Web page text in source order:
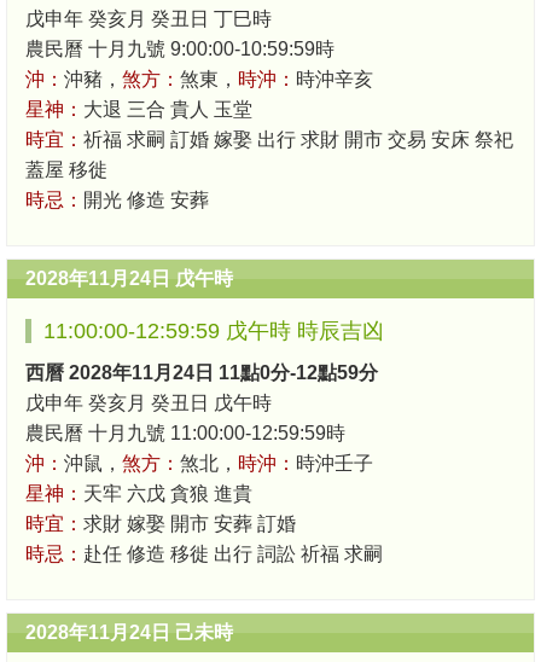
戊申年 癸亥月 癸丑日 丁巳時
農民曆 十月九號 9:00:00-10:59:59時
沖： 沖豬， 煞方： 煞東， 時沖： 時沖辛亥
星神： 大退 三合 貴人 玉堂
時宜： 祈福 求嗣 訂婚 嫁娶 出行 求財 開市 交易 安床 祭祀
蓋屋 移徙
時忌： 開光 修造 安葬
2028年11月24日 戊午時
11:00:00-12:59:59 戊午時 時辰吉凶
西曆 2028年11月24日 11點0分-12點59分
戊申年 癸亥月 癸丑日 戊午時
農民曆 十月九號 11:00:00-12:59:59時
沖： 沖鼠， 煞方： 煞北， 時沖： 時沖壬子
星神： 天牢 六戊 貪狼 進貴
時宜： 求財 嫁娶 開市 安葬 訂婚
時忌： 赴任 修造 移徙 出行 詞訟 祈福 求嗣
2028年11月24日 己未時